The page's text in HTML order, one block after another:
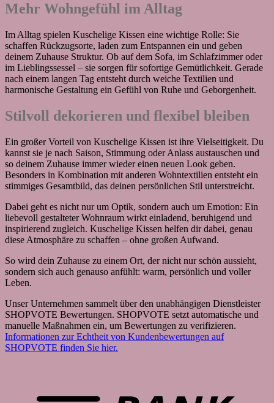
Mehr Wohngefühl im Alltag
Im Alltag spielen Kuschelige Kissen eine wichtige Rolle: Sie
schaffen Rückzugsorte, laden zum Entspannen ein und geben
deinem Zuhause Struktur. Ob auf dem Sofa, im Schlafzimmer oder
im Lieblingssessel – sie sorgen für sofortige Gemütlichkeit. Gerade
nach einem langen Tag entsteht durch weiche Textilien und
harmonische Gestaltung ein Gefühl von Ruhe und Geborgenheit.
Stilvoll dekorieren und flexibel bleiben
Ein großer Vorteil von Kuschelige Kissen ist ihre Vielseitigkeit. Du
kannst sie je nach Saison, Stimmung oder Anlass austauschen und
so deinem Zuhause immer wieder einen neuen Look geben.
Besonders in Kombination mit anderen Wohntextilien entsteht ein
stimmiges Gesamtbild, das deinen persönlichen Stil unterstreicht.
Dabei geht es nicht nur um Optik, sondern auch um Emotion: Ein
liebevoll gestalteter Wohnraum wirkt einladend, beruhigend und
inspirierend zugleich. Kuschelige Kissen helfen dir dabei, genau
diese Atmosphäre zu schaffen – ohne großen Aufwand.
So wird dein Zuhause zu einem Ort, der nicht nur schön aussieht,
sondern sich auch genauso anfühlt: warm, persönlich und voller
Leben.
Unser Unternehmen sammelt über den unabhängigen Dienstleister
SHOPVOTE Bewertungen. SHOPVOTE setzt automatische und
manuelle Maßnahmen ein, um Bewertungen zu verifizieren.
Informationen zur Echtheit von Kundenbewertungen auf
SHOPVOTE finden Sie hier.